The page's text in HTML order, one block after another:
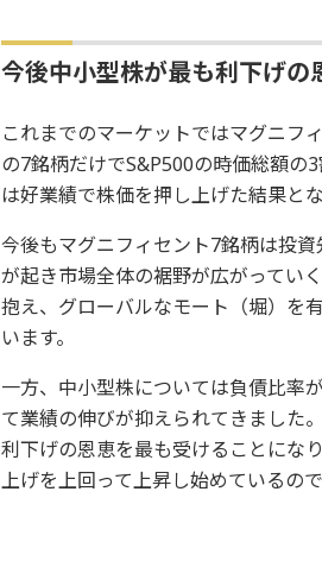
今後中小型株が最も利下げの
これまでのマーケットではマグニフ
の7銘柄だけでS&P500の時価総額の
は好業績で株価を押し上げた結果と
今後もマグニフィセント7銘柄は投
が起き市場全体の裾野が広がってい
抱え、グローバルなモート（堀）を
います。
一方、中小型株については負債比率
て業績の伸びが抑えられてきました
利下げの恩恵を最も受けることにな
上げを上回って上昇し始めているので